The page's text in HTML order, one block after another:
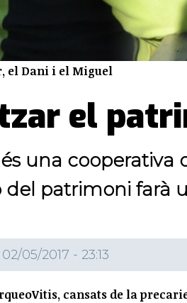
el Dani i el Miguel
el
una
del patrimoni farà
02/05/2017 - 23:13
cansats de la